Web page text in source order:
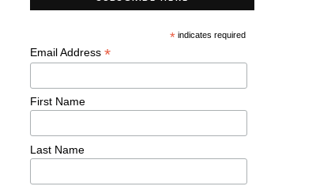
*indicates required
Email Address*
First Name
Last Name